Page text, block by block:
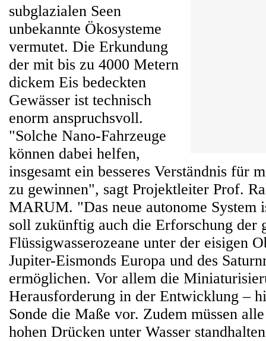
subglazialen Seen
unbekannte Ökosysteme
vermutet. Die Erkundung
der mit bis zu 4000 Metern
dickem Eis bedeckten
Gewässer ist technisch
enorm anspruchsvoll.
"Solche Nano-Fahrzeuge
können dabei helfen,
insgesamt ein besseres Verständnis für
zu gewinnen", sagt Projektleiter Prof.
MARUM. "Das neue autonome System
soll zukünftig auch die Erforschung der
Flüssigwasserozeane unter der eisigen
Jupiter-Eismonds Europa und des
ermöglichen. Vor allem die
Herausforderung in der Entwicklung –
Sonde die Maße vor. Zudem müssen
hohen Drücken unter Wasser